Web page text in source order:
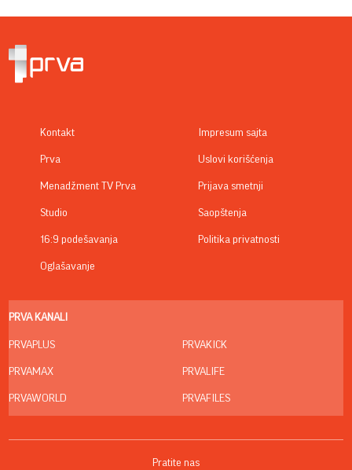
Kontakt
Prva
Menadžment TV Prva
Studio
16:9 podešavanja
Oglašavanje
Impresum sajta
Uslovi korišćenja
Prijava smetnji
Saopštenja
Politika privatnosti
PRVA KANALI
PRVAPLUS
PRVAMAX
PRVAWORLD
PRVAKICK
PRVALIFE
PRVAFILES
Pratite nas